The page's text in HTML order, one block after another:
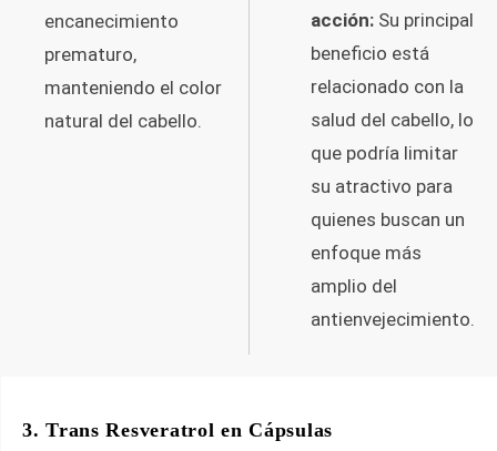
encanecimiento
prematuro,
manteniendo el color
natural del cabello.
acción: Su principal
beneficio está
relacionado con la
salud del cabello, lo
que podría limitar
su atractivo para
quienes buscan un
enfoque más
amplio del
antienvejecimiento.
3. Trans Resveratrol en Cápsulas